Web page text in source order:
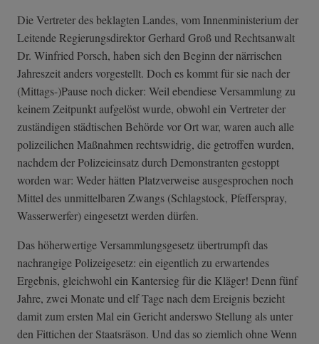
Die Vertreter des beklagten Landes, vom Innenministerium der
Leitende Regierungsdirektor Gerhard Groß und Rechtsanwalt
Dr. Winfried Porsch, haben sich den Beginn der närrischen
Jahreszeit anders vorgestellt. Doch es kommt für sie nach der
(Mittags-)Pause noch dicker: Weil ebendiese Versammlung zu
keinem Zeitpunkt aufgelöst wurde, obwohl ein Vertreter der
zuständigen städtischen Behörde vor Ort war, waren auch alle
polizeilichen Maßnahmen rechtswidrig, die getroffen wurden,
nachdem der Polizeieinsatz durch Demonstranten gestoppt
worden war: Weder hätten Platzverweise ausgesprochen noch
Mittel des unmittelbaren Zwangs (Schlagstock, Pfefferspray,
Wasserwerfer) eingesetzt werden dürfen.
Das höherwertige Versammlungsgesetz übertrumpft das
nachrangige Polizeigesetz: ein eigentlich zu erwartendes
Ergebnis, gleichwohl ein Kantersieg für die Kläger! Denn fünf
Jahre, zwei Monate und elf Tage nach dem Ereignis bezieht
damit zum ersten Mal ein Gericht anderswo Stellung als unter
den Fittichen der Staatsräson. Und das so ziemlich ohne Wenn